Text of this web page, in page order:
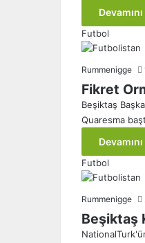
Futbol
Rummenigge
Fikret
Beşiktaş
Quaresma
Futbol
Rummenigge
Beşiktaş